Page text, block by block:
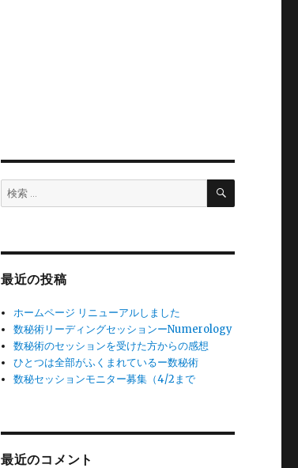
検
索:
検
最近の投稿
ホームページ リニューアルしました
数秘術リーディングセッションーNumerology
数秘術のセッションを受けた方からの感想
ひとつは全部がふくまれているー数秘術
数秘セッションモニター募集（4/2まで
最近のコメント